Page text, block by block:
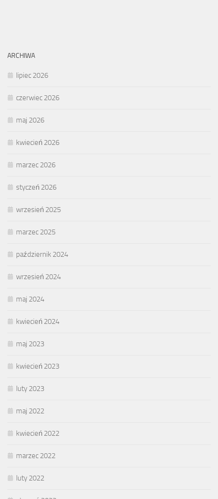
ARCHIWA
lipiec 2026
czerwiec 2026
maj 2026
kwiecień 2026
marzec 2026
styczeń 2026
wrzesień 2025
marzec 2025
październik 2024
wrzesień 2024
maj 2024
kwiecień 2024
maj 2023
kwiecień 2023
luty 2023
maj 2022
kwiecień 2022
marzec 2022
luty 2022